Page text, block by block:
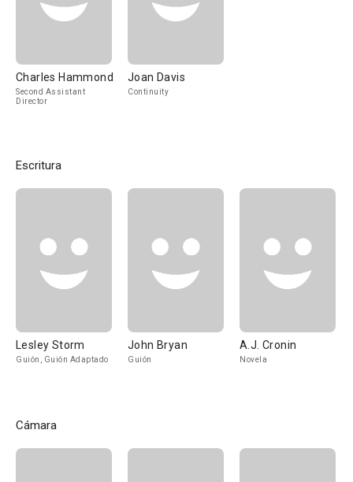
Charles Hammond
Second Assistant
Director
Joan Davis
Continuity
Escritura
Lesley Storm
Guión, Guión Adaptado
John Bryan
Guión
A.J. Cronin
Novela
Cámara